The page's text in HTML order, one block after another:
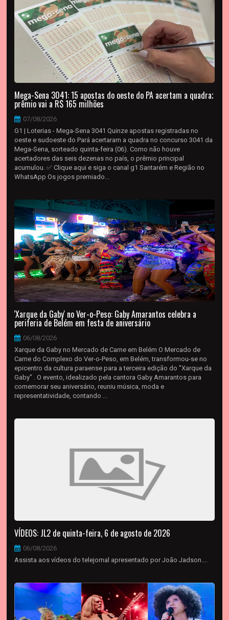
Mega-Sena 3041: 15 apostas do oeste do PA acertam a quadra;
prêmio vai a R$ 165 milhões
07/08/2026
G1 | Loterias - Mega-Sena 3041 Quinze apostas registradas no
oeste e sudoeste do Pará acertaram a quadra no concurso 3041 da
Mega-Sena, sorteado quinta-feira (06). Como não houve
acertadores das seis dezenas no país, o prêmio principal
acumulou. ✅ Clique aqui e siga o canal g1 Santarém e Região no
WhatsApp Os jogos premiado...
'Xarque da Gaby' no Ver-o-Peso: Gaby Amarantos celebra a
periferia de Belém em festa de aniversário
06/08/2026
Xarque da Gaby no Mercado de Carne em Belém O Mercado de
Carne do Complexo do Ver-o-Peso, em Belém, transformou-se no
epicentro da cultura paraense para a terceira edição do "Xarque da
Gaby" . O evento, idealizado pela cantora Gaby Amarantos para
comemorar seu aniversário, reuniu música, moda e
representatividade, contando ...
VÍDEOS: JL2 de quinta-feira, 6 de agosto de 2026
06/08/2026
Assista aos vídeos do telejornal apresentado por João Jadson....